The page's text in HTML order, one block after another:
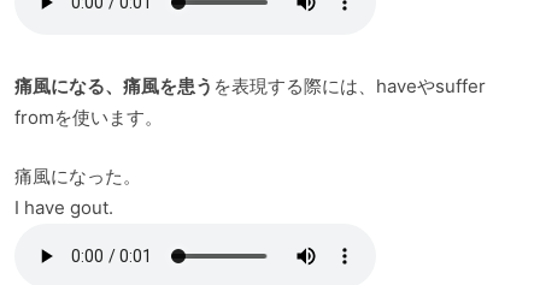
痛風になる、痛風を患う を表現する際には、haveやsuffer
fromを使います。
痛風になった。
I have gout.